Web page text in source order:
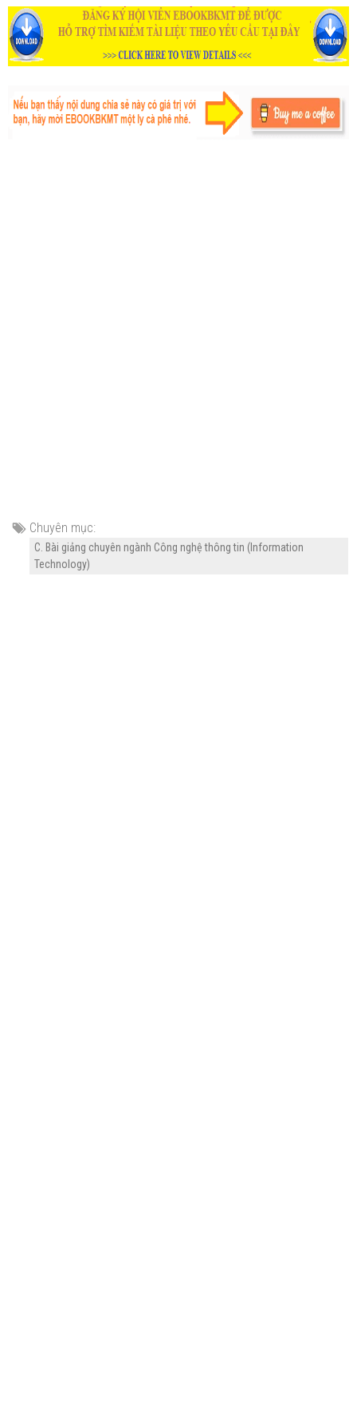
Chuyên mục:
C. Bài giảng chuyên ngành Công nghệ thông tin (Information
Technology)